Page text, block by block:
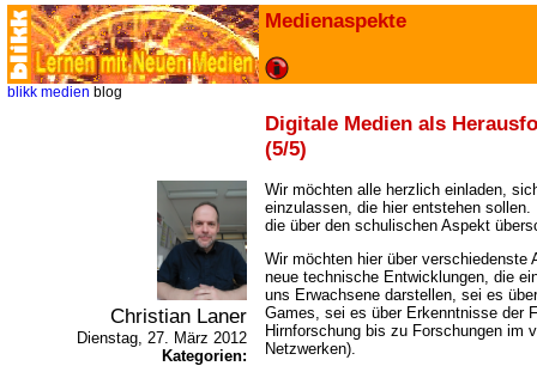
Medienaspekte
blikk medien blog
Digitale Medien als
(5/5)
Christian Laner
Dienstag, 27. März 2012
Kategorien:
Wir möchten alle herzlich einladen,
einzulassen, die hier entstehen
die über den schulischen Aspekt
Wir möchten hier über verschiedenste
neue technische Entwicklungen, die
uns Erwachsene darstellen, sei es
Games, sei es über Erkenntnisse der
Hirnforschung bis zu Forschungen im
Netzwerken).